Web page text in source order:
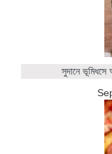
সুদানে ভূমিধসে